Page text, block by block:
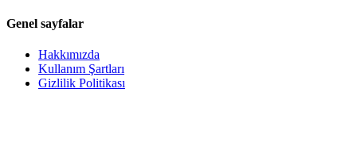
Genel sayfalar
Hakkımızda
Kullanım Şartları
Gizlilik Politikası